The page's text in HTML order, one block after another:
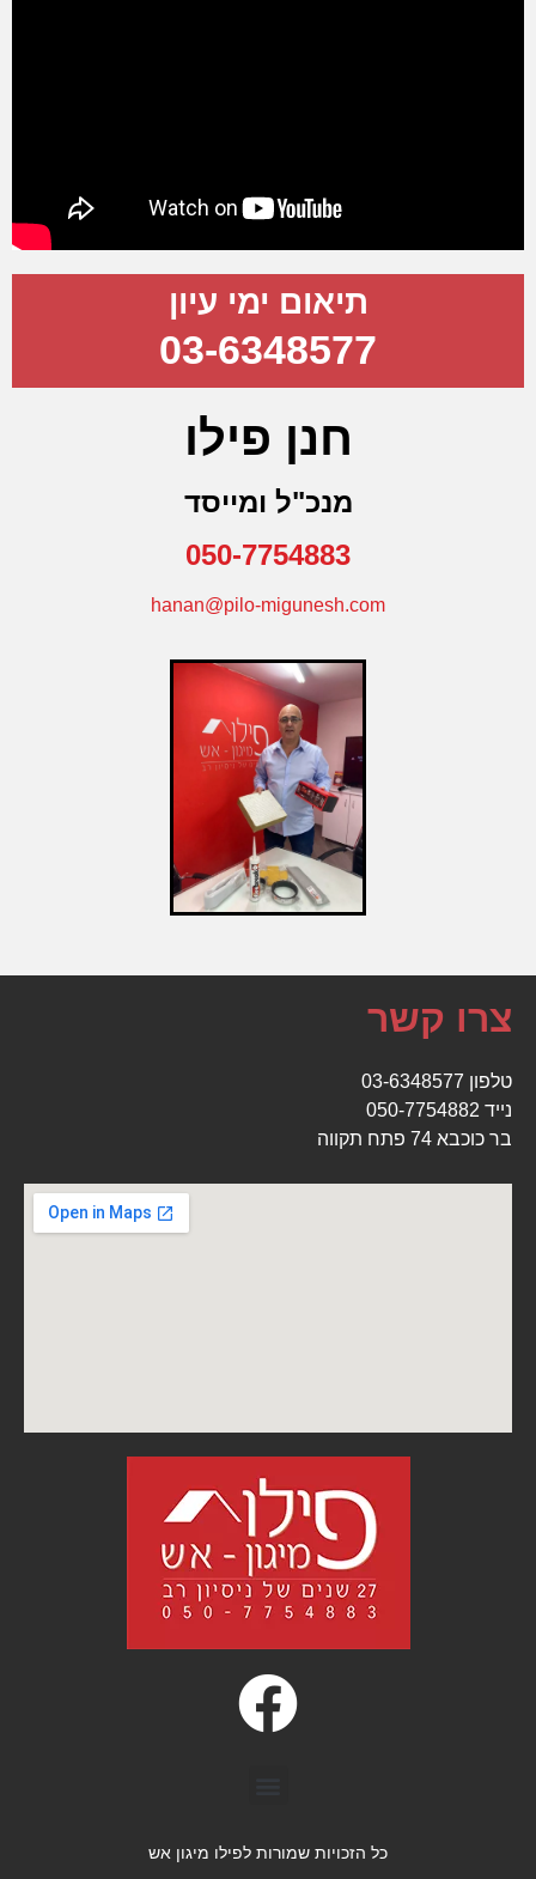
תיאום ימי עיון
03-6348577
חנן פילו
מנכ"ל ומייסד
050-7754883
hanan@pilo-migunesh.com
צרו קשר
טלפון 03-6348577
נייד 050-7754882
בר כוכבא 74 פתח תקווה
כל הזכויות שמורות לפילו מיגון אש